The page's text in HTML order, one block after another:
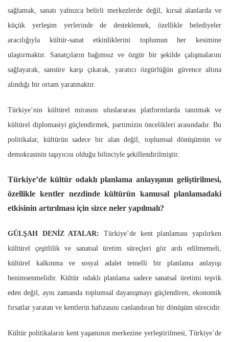
sağlamak, sanatı yalnızca belirli merkezlerde değil, kırsal alanlarda ve
küçük yerleşim yerlerinde de desteklemek, özellikle belediyeler
aracılığıyla kültür-sanat etkinliklerini toplumun her kesimine
ulaştırmaktır. Sanatçıların bağımsız ve özgür bir şekilde çalışmalarını
sağlayarak, sansüre karşı çıkarak, yaratıcı özgürlüğün güvence altına
alındığı bir ortam yaratmaktır.
Türkiye’nin kültürel mirasını uluslararası platformlarda tanıtmak ve
kültürel diplomasiyi güçlendirmek, partimizin öncelikleri arasındadır. Bu
politikalar, kültürün sadece bir alan değil, toplumsal dönüşümün ve
demokrasinin taşıyıcısı olduğu bilinciyle şekillendirilmiştir.
Türkiye’de kültür odaklı planlama anlayışının geliştirilmesi,
özellikle kentler nezdinde kültürün kamusal planlamadaki
etkisinin artırılması için sizce neler yapılmalı?
GÜLŞAH DENİZ ATALAR: Türkiye’de kent planlaması yapılırken
kültürel çeşitlilik ve sanatsal üretim süreçleri göz ardı edilmemeli,
kültürel kalkınma ve sosyal adalet temelli bir planlama anlayışı
benimsenmelidir. Kültür odaklı planlama sadece sanatsal üretimi teşvik
eden değil, aynı zamanda toplumsal dayanışmayı güçlendiren, ekonomik
fırsatlar yaratan ve kentlerin hafızasını canlandıran bir dönüşüm sürecidir.
Kültür politikaların kent yaşamının merkezine yerleştirilmesi, Türkiye’de